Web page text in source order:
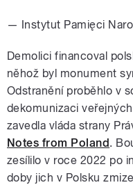
— Instytut Pamięci
Demolici financoval
něhož byl monument
Odstranění proběhlo v
dekomunizaci
zavedla vláda strany
Notes from Poland.
zesílilo v roce 2022 po
doby jich v Polsku